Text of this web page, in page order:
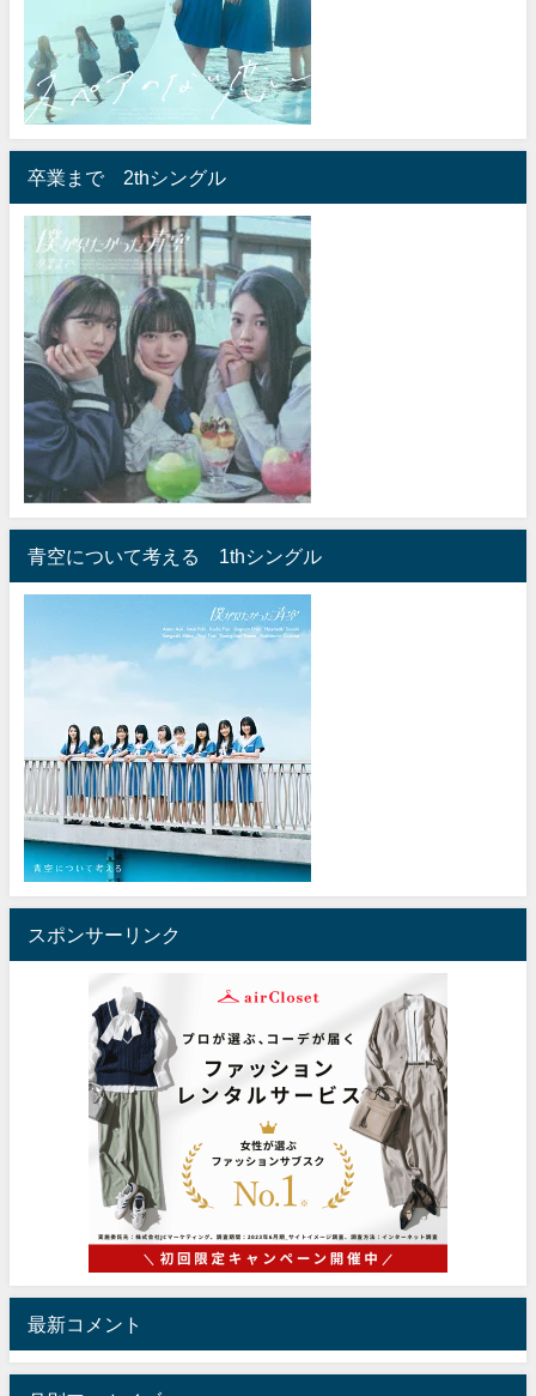
卒業まで 2thシングル
青空について考える 1thシングル
スポンサーリンク
最新コメント